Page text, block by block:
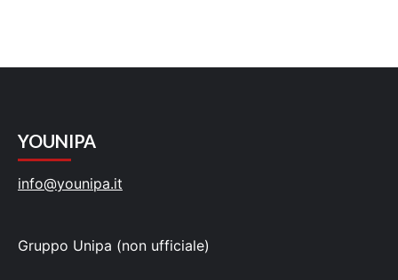
YOUNIPA
info@younipa.it
Gruppo Unipa (non ufficiale)